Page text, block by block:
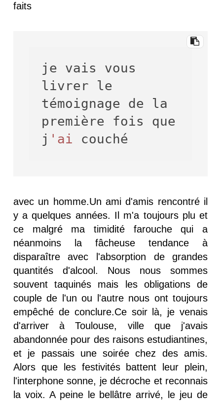
faits
je vais vous
livrer le
témoignage de la
première fois que
j 'ai
avec un homme.Un ami d'amis rencontré il
y a quelques années. Il m'a toujours plu et
ce malgré ma timidité farouche qui a
néanmoins la fâcheuse tendance à
disparaître avec l'absorption de grandes
quantités d'alcool. Nous nous sommes
souvent taquinés mais les obligations de
couple de l'un ou l'autre nous ont toujours
empêché de conclure.Ce soir là, je venais
d'arriver à Toulouse, ville que j'avais
abandonnée pour des raisons estudiantines,
et je passais une soirée chez des amis.
Alors que les festivités battent leur plein,
l'interphone sonne, je décroche et reconnais
la voix. A peine le bellâtre arrivé, le jeu de